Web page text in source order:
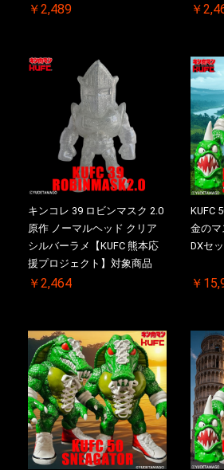
￥2,489
応援
￥
キンコレ 39 ロビンマスク 2.0
原作 ノーマルヘッド クリア
シルバーラメ【KUFC 熊本応
援プロジェクト】対象商品
￥2,464
KUFC
金のマ
DXセ
￥